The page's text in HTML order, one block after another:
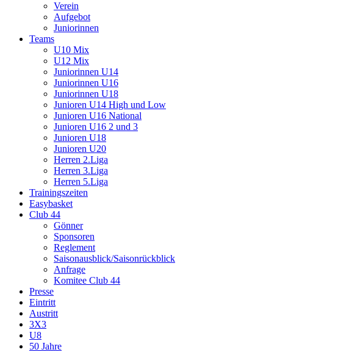
Verein
Aufgebot
Juniorinnen
Teams
U10 Mix
U12 Mix
Juniorinnen U14
Juniorinnen U16
Juniorinnen U18
Junioren U14 High und Low
Junioren U16 National
Junioren U16 2 und 3
Junioren U18
Junioren U20
Herren 2.Liga
Herren 3.Liga
Herren 5.Liga
Trainingszeiten
Easybasket
Club 44
Gönner
Sponsoren
Reglement
Saisonausblick/Saisonrückblick
Anfrage
Komitee Club 44
Presse
Eintritt
Austritt
3X3
U8
50 Jahre